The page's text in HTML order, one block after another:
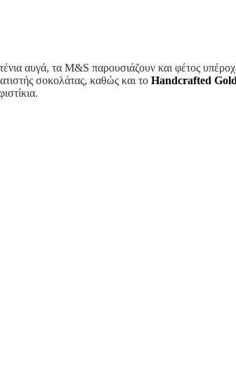
αυγά, τα M&S παρουσιάζουν και φέτος
σοκολάτας, καθώς και το Handcrafted